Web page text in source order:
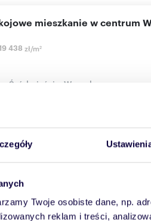
Twoje osobiste dane, np.
reklam i treści,
438 zł/m2
mieszkanie w centrum
Śródmieście, Warecka
MIESZKANIE O POWIERZCHNI